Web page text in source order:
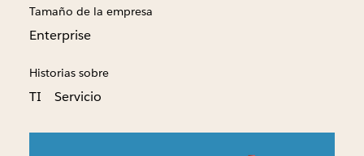
Tamaño de la empresa
Enterprise
Historias sobre
TI Servicio